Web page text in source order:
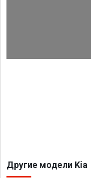
Другие модели Kia